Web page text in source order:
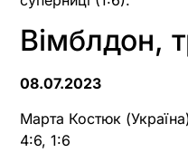
Вімблдон,
08.07.2023
Марта Костюк
4:6, 1:6